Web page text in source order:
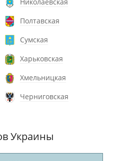
Полтавская
Сумская
Харьковская
Хмельницкая
Черниговская
Украины